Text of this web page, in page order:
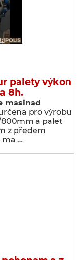
palety výkon
8h.
masinad
pro výrobu
a palet
z předem
ma …